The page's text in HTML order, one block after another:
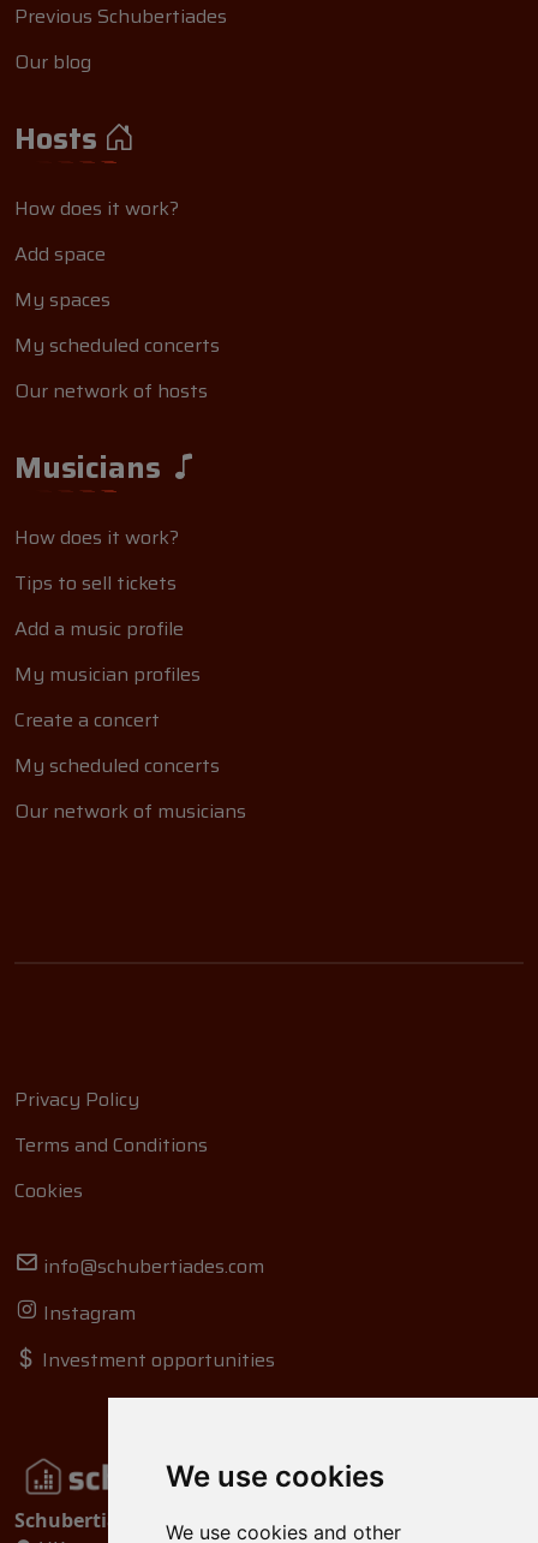
We use cookies
We use cookies and other
Previous Schubertiades
Our blog
Hosts
How does it work?
Add space
My spaces
My scheduled concerts
Our network of hosts
Musicians
How does it work?
Tips to sell tickets
Add a music profile
My musician profiles
Create a concert
My scheduled concerts
Our network of musicians
Privacy Policy
Terms and Conditions
Cookies
info@schubertiades.com
Instagram
Investment opportunities
Schubertiades, Ltd.